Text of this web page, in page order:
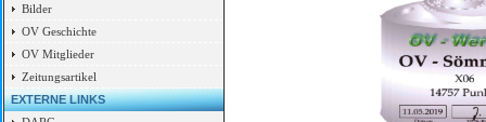
Bilder
OV Geschichte
OV Mitglieder
Zeitungsartikel
EXTERNE LINKS